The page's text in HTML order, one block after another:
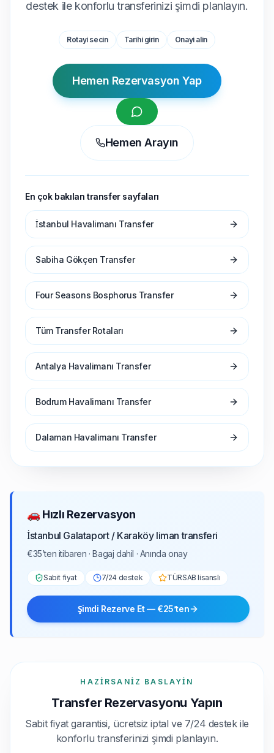
destek ile konforlu transferinizi şimdi planlayın.
Rotayi secin Tarihi girin Onayi alin
Hemen Rezervasyon Yap
Hemen Arayın
En çok bakılan transfer sayfaları
İstanbul Havalimanı Transfer
Sabiha Gökçen Transfer
Four Seasons Bosphorus Transfer
Tüm Transfer Rotaları
Antalya Havalimanı Transfer
Bodrum Havalimanı Transfer
Dalaman Havalimanı Transfer
🚗 Hızlı Rezervasyon
İstanbul Galataport / Karaköy liman transferi
€35’ten itibaren · Bagaj dahil · Anında onay
Sabit fiyat 7/24 destek TÜRSAB lisanslı
Şimdi Rezerve Et — €25’ten
HAZIRSANIZ BASLAYIN
Transfer Rezervasyonu Yapın
Sabit fiyat garantisi, ücretsiz iptal ve 7/24 destek ile
konforlu transferinizi şimdi planlayın.